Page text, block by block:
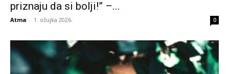
priznaju da si bolji!” –...
Atma - 1. ožujka 2026. 0